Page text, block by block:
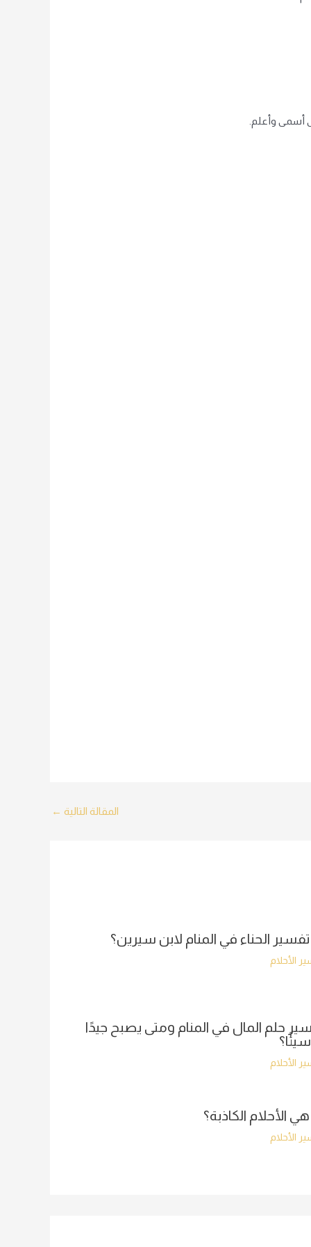
أسمى وأعلم.
المقالة التالية ←
الحناء في المنام لابن سيرين؟
الأحلام
حلم المال في المنام ومتى يصبح جيدًا
الأحلام
الأحلام الكاذبة؟
الأحلام